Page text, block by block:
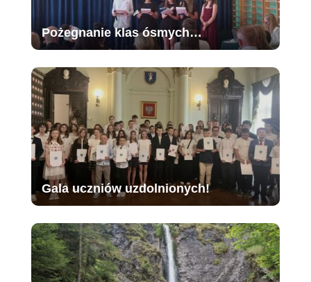
Pożegnanie klas ósmych…
Gala uczniów uzdolnionych!